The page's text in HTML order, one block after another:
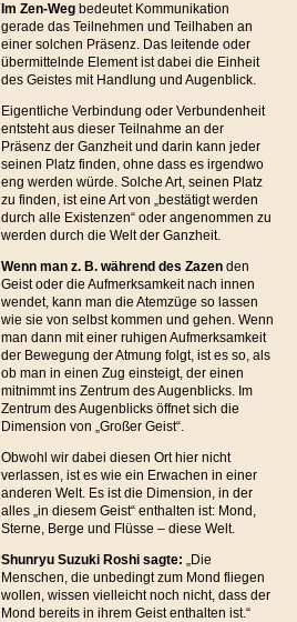
Im Zen-Wegbedeutet Kommunikation
gerade das Teilnehmen und Teilhaben an
einer solchen Präsenz. Das leitende oder
übermittelnde Element ist dabei die Einheit
des Geistes mit Handlung und Augenblick.
Eigentliche Verbindung oder Verbundenheit
entsteht aus dieser Teilnahme an der
Präsenz der Ganzheit und darin kann jeder
seinen Platz finden, ohne dass es irgendwo
eng werden würde. Solche Art, seinen Platz
zu finden, ist eine Art von „bestätigt werden
durch alle Existenzen“ oder angenommen zu
werden durch die Welt der Ganzheit.
Wenn man z. B. während des Zazenden
Geist oder die Aufmerksamkeit nach innen
wendet, kann man die Atemzüge so lassen
wie sie von selbst kommen und gehen. Wenn
man dann mit einer ruhigen Aufmerksamkeit
der Bewegung der Atmung folgt, ist es so, als
ob man in einen Zug einsteigt, der einen
mitnimmt ins Zentrum des Augenblicks. Im
Zentrum des Augenblicks öffnet sich die
Dimension von „Großer Geist“.
Obwohl wir dabei diesen Ort hier nicht
verlassen, ist es wie ein Erwachen in einer
anderen Welt. Es ist die Dimension, in der
alles „in diesem Geist“ enthalten ist: Mond,
Sterne, Berge und Flüsse – diese Welt.
Shunryu Suzuki Roshi sagte: „Die
Menschen, die unbedingt zum Mond fliegen
wollen, wissen vielleicht noch nicht, dass der
Mond bereits in ihrem Geist enthalten ist.“